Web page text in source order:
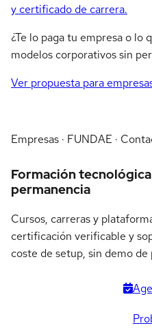
y certificado de carrera.
¿Te lo paga tu empresa o lo
modelos corporativos sin
Ver propuesta para
Empresas · FUNDAE ·
Formación
permanencia
Cursos, carreras y
certificación verificable y
coste de setup, sin demo